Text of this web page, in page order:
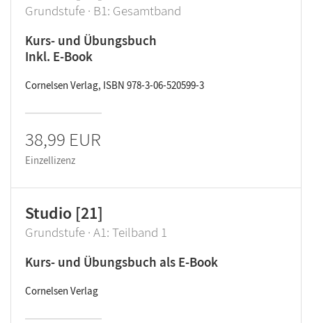
Grundstufe · B1: Gesamtband
Kurs- und Übungsbuch
Inkl. E-Book
Cornelsen Verlag, ISBN 978-3-06-520599-3
38,99 EUR
Einzellizenz
Studio [21]
Grundstufe · A1: Teilband 1
Kurs- und Übungsbuch als E-Book
Cornelsen Verlag